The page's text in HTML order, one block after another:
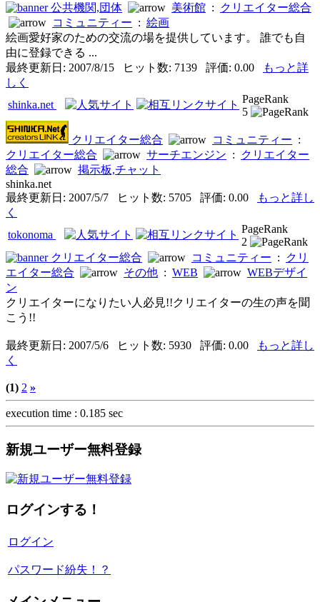
公共機関,団体 美術館 :
クリエイター総合
コミュニティー : 絵画
絵画愛好家のための交流の場を提供しています。 誰でも自
由に登録できる ...
最終更新日: 2007/8/15 ヒット数: 7139 評価: 0.00
もっと詳
しく
shinka.net
PageRank
5
クリエイター総合 コミュニティー :
クリエイター総合
サーチエンジン :
クリエイター
総合
掲示板,チャット
shinka.net
最終更新日: 2007/5/7 ヒット数: 5705 評価: 0.00
もっと詳し
く
tokonoma
PageRank
2
クリエイター総合
コミュニティー :
クリ
エイター総合
その他 : WEB
WEBデザイ
ン
クリエイターになりたい人必見!!クリエイターの生の声を聞
こう!!
最終更新日: 2007/5/6 ヒット数: 5930 評価: 0.00
もっと詳し
く
(1) 2 »
execution time : 0.185 sec
新規ユーザー無料登録
ログインする！
ログイン
パスワード紛失！？